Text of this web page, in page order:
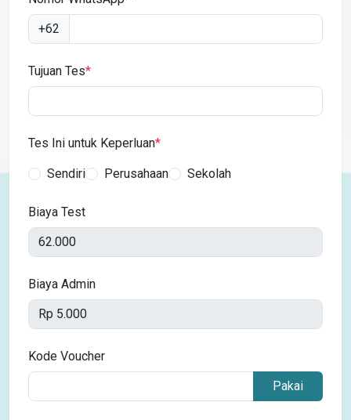
+62
Tujuan Tes*
Tes Ini untuk Keperluan*
Sendiri Perusahaan Sekolah
Biaya Test
Biaya Admin
Kode Voucher
Pakai